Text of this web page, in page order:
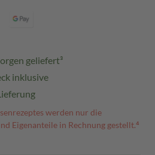
geliefert³
inklusive
werden nur die
Eigenanteile in Rechnung gestellt.⁴